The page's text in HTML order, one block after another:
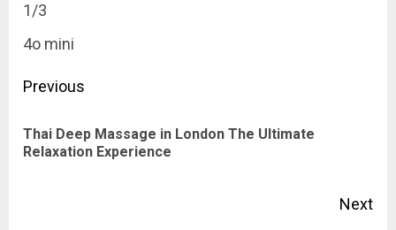
1/3
4o mini
Post
navigation
Previous
Thai Deep Massage in London The Ultimate
Relaxation Experience
Next